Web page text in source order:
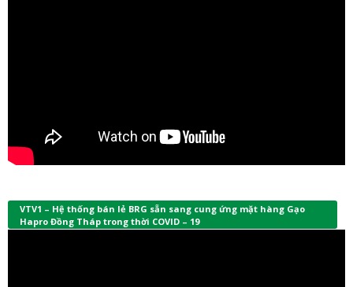
VTV1 – Hệ thống bán lẻ BRG sẵn sang cung ứng mặt hàng Gạo
Hapro Đồng Tháp trong thời COVID – 19